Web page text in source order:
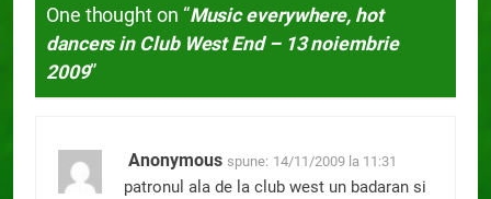
One thought on “Music everywhere, hot
dancers in Club West End – 13 noiembrie
2009”
Anonymous spune: 14/11/2009 la 11:31
patronul ala de la club west un badaran si